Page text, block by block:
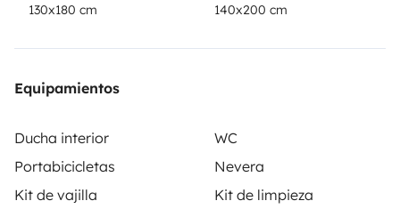
130x180 cm
140x200 cm
Equipamientos
Ducha interior
WC
Portabicicletas
Nevera
Kit de vajilla
Kit de limpieza